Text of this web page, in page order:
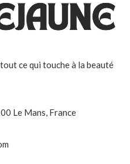
ce qui touche à la beauté
Le Mans, France